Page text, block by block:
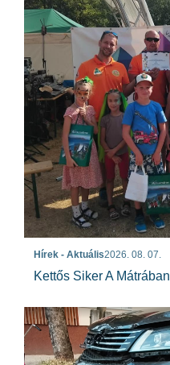
Hírek - Aktuális2026. 08. 07.
Kettős Siker A Mátrában